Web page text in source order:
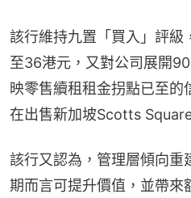
該行維持九置「買入」評級
至36港元，又對公司展開
映零售續租租金拐點已至
在出售新加坡Scotts Square
該行又認為，管理層傾向重
期而言可提升價值，並帶來